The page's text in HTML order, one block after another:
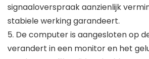
signaaloverspraak aanzienlijk
stabiele werking garandeert.
5. De computer is aangesloten op
verandert in een monitor en het